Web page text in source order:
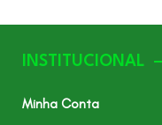
INSTITUCIONAL
Minha Conta